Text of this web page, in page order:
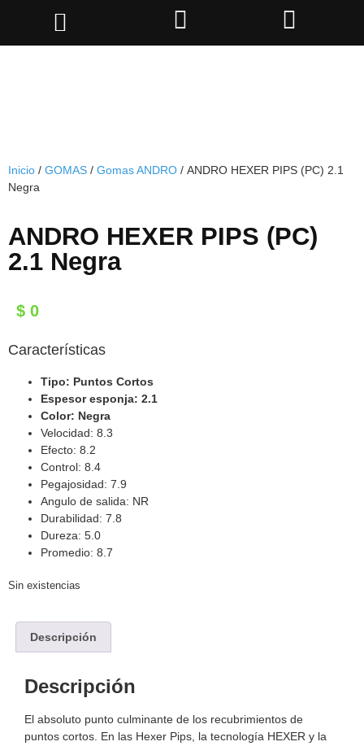
Inicio / GOMAS / Gomas ANDRO / ANDRO HEXER PIPS (PC) 2.1
Negra
ANDRO HEXER PIPS (PC)
2.1 Negra
$ 0
Características
Tipo: Puntos Cortos
Espesor esponja: 2.1
Color: Negra
Velocidad: 8.3
Efecto: 8.2
Control: 8.4
Pegajosidad: 7.9
Angulo de salida: NR
Durabilidad: 7.8
Dureza: 5.0
Promedio: 8.7
Sin existencias
Descripción
Descripción
El absoluto punto culminante de los recubrimientos de
puntos cortos. En las Hexer Pips, la tecnología HEXER y la